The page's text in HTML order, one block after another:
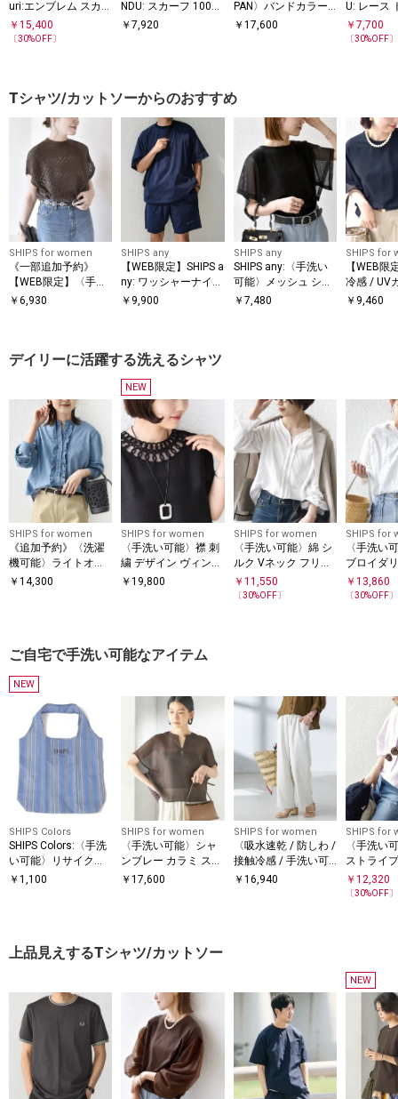
uri:エンブレム スカー
フ 88×88
￥ 15,400
〔30%OFF〕
NDU: スカーフ 100×1
00
￥7,920
PAN〉バンドカラー
タイプライター スト
￥ 17,600
U: レース
グル スカ
￥7,700
〔30%OFF〕
Tシャツ/カットソーからのおすすめ
SHIPS for women
《一部追加予約》
【WEB限定】〈手洗
い可能〉アイレット
￥ 6,930
SHIPS any
【WEB限定】SHIPS a
ny: ワッシャーナイロ
ン スピンドル Tシャ
￥ 9,900
SHIPS any
SHIPS any:〈手洗い
可能〉メッシュ シア
ー ハンカチ スリーブ
￥ 7,480
SHIPS for
【WEB限
冷感 / UV
アー オー
￥ 9,460
デイリーに活躍する洗えるシャツ
SHIPS for women
《追加予約》〈洗濯
機可能〉ライトオン
ス フリル デニム シ
￥ 14,300
NEW
SHIPS for women
〈手洗い可能〉襟 刺
繍 デザイン ヴィンテ
ージ スパン ブラウス
￥19,800
SHIPS for women
〈手洗い可能〉綿 シ
ルク Vネック フリル
タック ブラウス
￥ 11,550
〔30%OFF〕
SHIPS for
〈手洗い
ブロイダ
裾 ドロス
￥13,860
〔30%OFF〕
ご自宅で手洗い可能なアイテム
NEW
SHIPS Colors
SHIPS Colors:〈手洗
い可能〉リサイクル
エコバッグ (M)
￥ 1,100
SHIPS for women
〈手洗い可能〉シャ
ンブレー カラミ スキ
ッパー プルオーバー
￥17,600
SHIPS for women
〈吸水速乾 / 防しわ /
接触冷感 / 手洗い可
能〉ツイル ドロスト
￥ 16,940
SHIPS for
〈手洗い
ストライ
ー サイド
半袖 シャ
￥12,320
〔30%OFF〕
上品見えするTシャツ/カットソー
NEW